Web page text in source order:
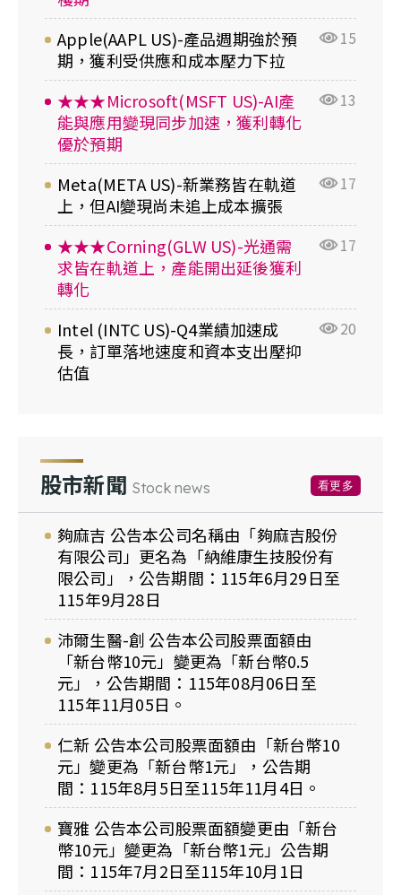
Apple(AAPL US)-產品週期強於預
期，獲利受供應和成本壓力下拉
15
★★★Microsoft(MSFT US)-AI產
能與應用變現同步加速，獲利轉化
優於預期
13
Meta(META US)-新業務皆在軌道
上，但AI變現尚未追上成本擴張
17
★★★Corning(GLW US)-光通需
求皆在軌道上，產能開出延後獲利
轉化
17
Intel (INTC US)-Q4業績加速成
長，訂單落地速度和資本支出壓抑
估值
20
股市新聞 Stock news 看更多
夠麻吉 公告本公司名稱由「夠麻吉股份
有限公司」更名為「納維康生技股份有
限公司」，公告期間：115年6月29日至
115年9月28日
沛爾生醫-創 公告本公司股票面額由
「新台幣10元」變更為「新台幣0.5
元」，公告期間：115年08月06日至
115年11月05日。
仁新 公告本公司股票面額由「新台幣10
元」變更為「新台幣1元」，公告期
間：115年8月5日至115年11月4日。
寶雅 公告本公司股票面額變更由「新台
幣10元」變更為「新台幣1元」公告期
間：115年7月2日至115年10月1日